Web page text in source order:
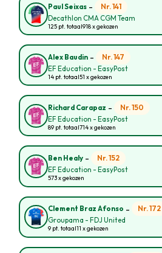
Paul Seixas - Nr. 141
Decathlon CMA CGM Team
125 pt. totaal918 x gekozen
Alex Baudin - Nr. 147
EF Education - EasyPost
14 pt. totaal51 x gekozen
Richard Carapaz - Nr. 150
EF Education - EasyPost
89 pt. totaal714 x gekozen
Ben Healy - Nr. 152
EF Education - EasyPost
573 x gekozen
Clement Braz Afonso - Nr. 172
Groupama - FDJ United
9 pt. totaal11 x gekozen